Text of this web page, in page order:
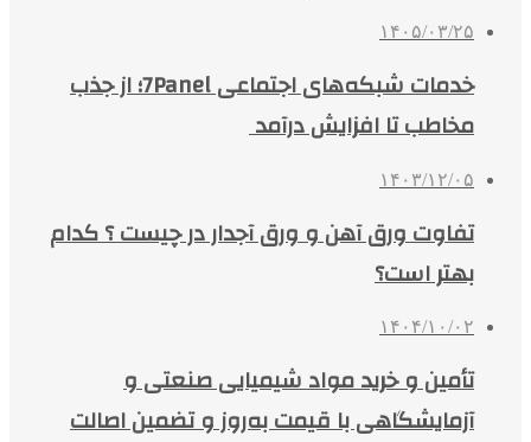
۱۴۰۵/۰۳/۲۵
خدمات شبکه‌های اجتماعی 7Panel؛ از جذب
مخاطب تا افزایش درآمد
۱۴۰۳/۱۲/۰۵
تفاوت ورق آهن و ورق آجدار در چیست ؟ کدام
بهتر است؟
۱۴۰۴/۱۰/۰۲
تأمین و خرید مواد شیمیایی صنعتی و
آزمایشگاهی با قیمت به‌روز و تضمین اصالت